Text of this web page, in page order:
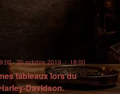
-20 octobre 2019 ☞ 18:00
tableaux lors du
Davidson.